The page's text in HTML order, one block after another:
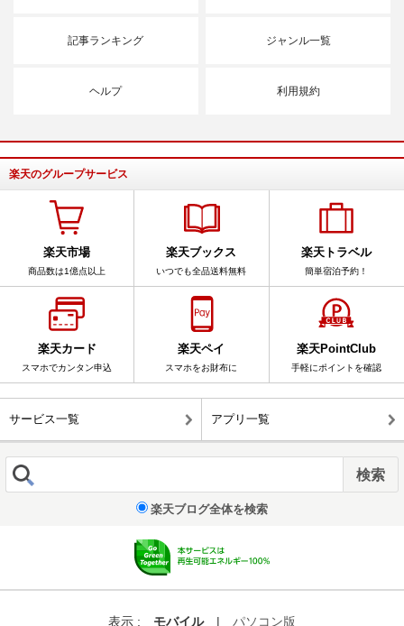
記事ランキング ジャンル一覧
ヘルプ 利用規約
楽天のグループサービス
楽天市場
商品数は1億点以上
楽天ブックス
いつでも全品送料無料
楽天トラベル
簡単宿泊予約！
楽天カード
スマホでカンタン申込
楽天ペイ
スマホをお財布に
楽天PointClub
手軽にポイントを確認
サービス一覧 アプリ一覧
楽天ブログ全体を検索
表示 : モバイル | パソコン版